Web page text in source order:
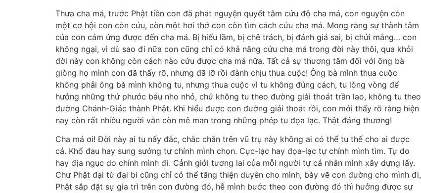
Thưa cha má, trước Phật tiền con đã phát nguyện quyết tâm cứu độ cha má, con nguyện còn
một cơ hội con còn cứu, còn một hơi thở con còn tìm cách cứu cha má. Mong rằng sự thành tâm
của con cảm ứng được đến cha má. Bị hiểu lầm, bị chê trách, bị đánh giá sai, bị chửi mắng… con
không ngại, vì dù sao đi nữa con cũng chỉ có khả năng cứu cha má trong đời này thôi, qua khỏi
đời này con không còn cách nào cứu được cha má nữa. Tất cả sự thương tâm đối với ông bà
giòng họ mình con đã thấy rõ, nhưng đã lỡ rồi đành chịu thua cuộc! Ông bà mình thua cuộc
không phải ông bà mình không tu, nhưng thua cuộc vì tu không đúng cách, tu lòng vòng để
hưởng những thứ phước báu nho nhỏ, chứ không tu theo đường giải thoát trần lao, không tu theo
đường Chánh-Giác thành Phật. Khi hiểu được con đường giải thoát rồi, con mới thấy rõ ràng hiện
nay còn rất nhiều người vẫn còn mê man trong những phép tu đọa lạc. Thật đáng thương!
Cha má ơi! Đời này ai tu nấy đắc, chắc chắn trên vũ trụ này không ai có thể tu thế cho ai được
cả. Khổ đau hay sung sướng tự chính mình chọn. Cực-lạc hay đọa-lạc tự chính mình tìm. Tự do
hay địa ngục do chính mình đi. Cảnh giới tương lai của mỗi người tự cá nhân mình xây dựng lấy.
Chư Phật đại từ đại bi cũng chỉ có thể tăng thiện duyên cho mình, bày vẽ con đường cho mình đi,
Phật sắp đặt sự gia trì trên con đường đó, hễ mình bước theo con đường đó thì hưởng được sự